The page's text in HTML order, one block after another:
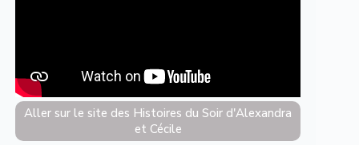
Aller sur le site des Histoires du Soir d'Alexandra
et Cécile